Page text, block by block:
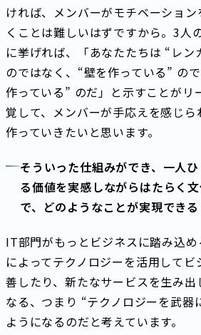
ければ、メンバーがモチベーショ
くことは難しいはずですから。3人
に挙げれば、「あなたたちは “レン
のではなく、“壁を作っている” の
作っている” のだ」と示すことがリ
覚して、メンバーが手応えを感じ
作っていきたいと思います。
そういった仕組みができ、一人
る価値を実感しながらはたらく
で、どのようなことが実現でき
IT部門がもっとビジネスに踏み込
によってテクノロジーを活用して
善したり、新たなサービスを生み
なる、つまり “テクノロジーを武器
ようになるのだと考えています。